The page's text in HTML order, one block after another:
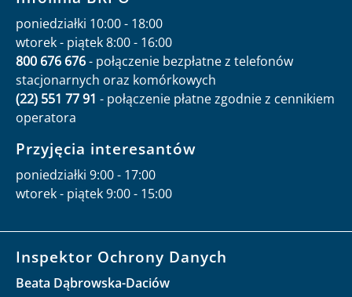
poniedziałki 10:00 - 18:00
wtorek - piątek 8:00 - 16:00
800 676 676- połączenie bezpłatne z telefonów
stacjonarnych oraz komórkowych
(22) 551 77 91 - połączenie płatne zgodnie z cennikiem
operatora
Przyjęcia interesantów
poniedziałki 9:00 - 17:00
wtorek - piątek 9:00 - 15:00
Inspektor Ochrony Danych
Beata Dąbrowska-Daciów